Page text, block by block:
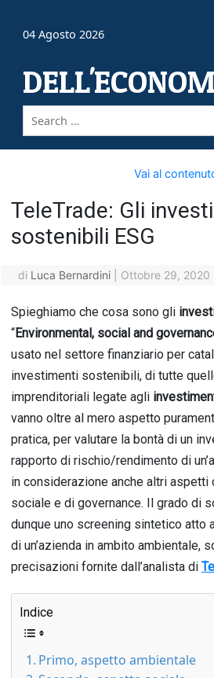
04 Agosto 2026
Vai al
TeleTrade: Gli
sostenibili ESG
di Luca Bernardini Ottobre 29, 2020
Spieghiamo che cosa sono gli
“Environmental, social and
usato nel settore finanziario per
investimenti sostenibili, di tutte
imprenditoriali legate agli
vanno oltre al mero aspetto
pratica, per valutare la bontà di un
rapporto di rischio/rendimento di
in considerazione anche altri aspetti
sociale e di governance. Il grado di
dunque uno screening sintetico atto
di un’azienda in ambito ambientale,
precisazioni fornite dall’analista di
Indice
Primo, aspetto ambientale